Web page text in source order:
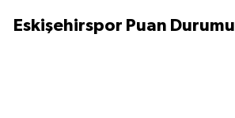
Eskişehirspor Puan Durumu